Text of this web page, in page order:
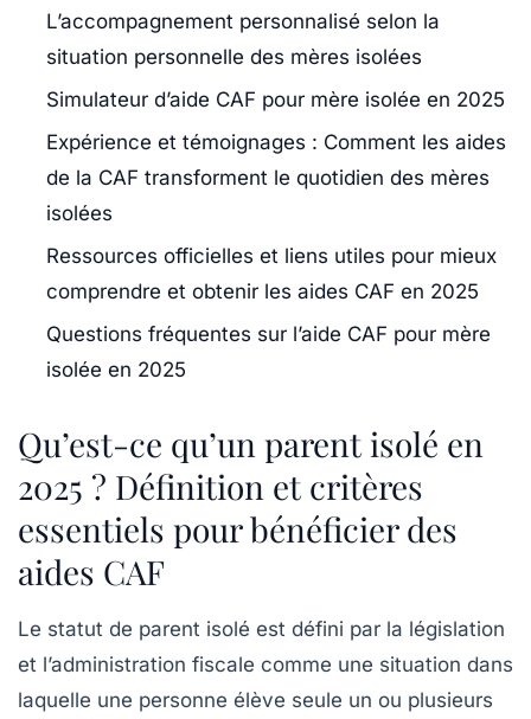
L’accompagnement personnalisé selon la
situation personnelle des mères isolées
Simulateur d’aide CAF pour mère isolée en 2025
Expérience et témoignages : Comment les aides
de la CAF transforment le quotidien des mères
isolées
Ressources officielles et liens utiles pour mieux
comprendre et obtenir les aides CAF en 2025
Questions fréquentes sur l’aide CAF pour mère
isolée en 2025
Qu’est-ce qu’un parent isolé en
2025 ? Définition et critères
essentiels pour bénéficier des
aides CAF
Le statut de parent isolé est défini par la législation
et l’administration fiscale comme une situation dans
laquelle une personne élève seule un ou plusieurs